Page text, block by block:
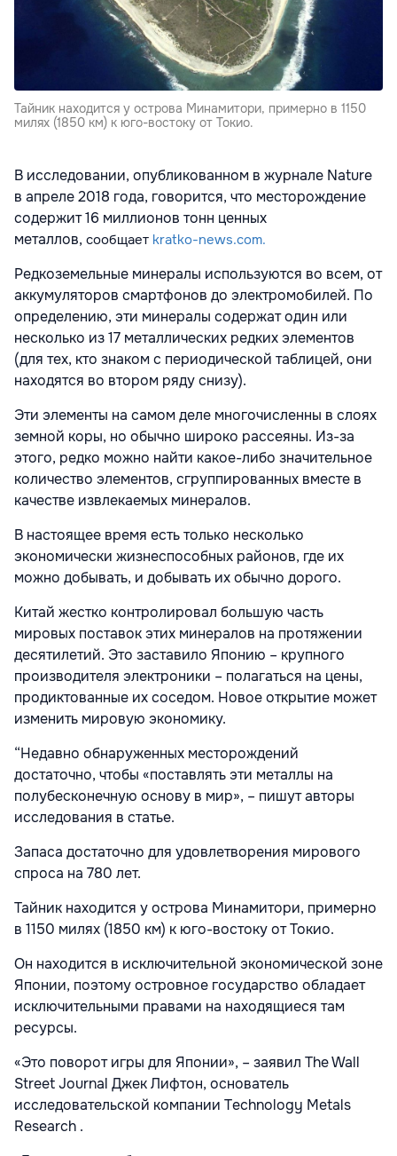
Тайник находится у острова Минамитори, примерно в 1150
милях (1850 км) к юго-востоку от Токио.
В исследовании, опубликованном в журнале Nature
в апреле 2018 года, говорится, что месторождение
содержит 16 миллионов тонн ценных
металлов, сообщает kratko-news.com.
Редкоземельные минералы используются во всем, от
аккумуляторов смартфонов до электромобилей. По
определению, эти минералы содержат один или
несколько из 17 металлических редких элементов
(для тех, кто знаком с периодической таблицей, они
находятся во втором ряду снизу).
Эти элементы на самом деле многочисленны в слоях
земной коры, но обычно широко рассеяны. Из-за
этого, редко можно найти какое-либо значительное
количество элементов, сгруппированных вместе в
качестве извлекаемых минералов.
В настоящее время есть только несколько
экономически жизнеспособных районов, где их
можно добывать, и добывать их обычно дорого.
Китай жестко контролировал большую часть
мировых поставок этих минералов на протяжении
десятилетий. Это заставило Японию – крупного
производителя электроники – полагаться на цены,
продиктованные их соседом. Новое открытие может
изменить мировую экономику.
“Недавно обнаруженных месторождений
достаточно, чтобы «поставлять эти металлы на
полубесконечную основу в мир», – пишут авторы
исследования в статье.
Запаса достаточно для удовлетворения мирового
спроса на 780 лет.
Тайник находится у острова Минамитори, примерно
в 1150 милях (1850 км) к юго-востоку от Токио.
Он находится в исключительной экономической зоне
Японии, поэтому островное государство обладает
исключительными правами на находящиеся там
ресурсы.
«Это поворот игры для Японии», – заявил The Wall
Street Journal Джек Лифтон, основатель
исследовательской компании Technology Metals
Research .